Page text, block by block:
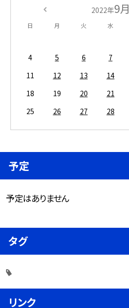
2022年9月
日 月 火 水
4
5 6 7
11
12 13 14
18
19 20 21
25
26 27 28
予定
予定はありません
タグ
リンク